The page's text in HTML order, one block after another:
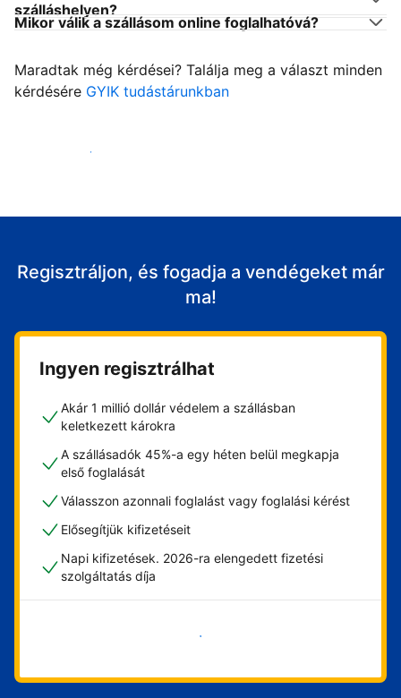
szálláshelyen?
Mikor válik a szállásom online foglalhatóvá?
Maradtak még kérdései? Találja meg a választ minden
kérdésére GYIK tudástárunkban
Fogadja vendégeit
Regisztráljon, és fogadja a vendégeket már
ma!
Ingyen regisztrálhat
Akár 1 millió dollár védelem a szállásban
keletkezett károkra
A szállásadók 45%-a egy héten belül megkapja
első foglalását
Válasszon azonnali foglalást vagy foglalási kérést
Elősegítjük kifizetéseit
Napi kifizetések. 2026-ra elengedett fizetési
szolgáltatás díja
Vágjon bele most